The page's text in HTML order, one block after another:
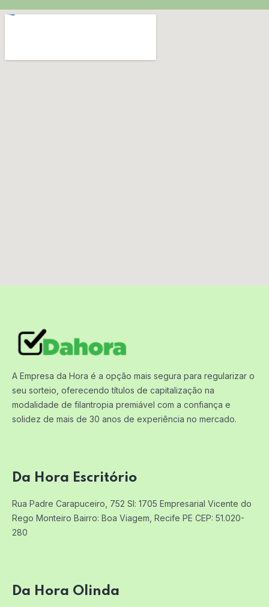
A Empresa da Hora é a opção mais segura para regularizar o
seu sorteio, oferecendo títulos de capitalização na
modalidade de filantropia premiável com a confiança e
solidez de mais de 30 anos de experiência no mercado.
Da Hora Escritório
Rua Padre Carapuceiro, 752 Sl: 1705 Empresarial Vicente do
Rego Monteiro Bairro: Boa Viagem, Recife PE CEP: 51.020-
280
Da Hora Olinda